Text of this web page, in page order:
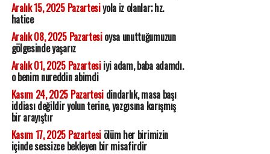
Aralık 15, 2025 Pazartesiyola iz olanlar; hz.
hatice
Aralık 08, 2025 Pazartesioysa unuttuğumuzun
gölgesinde yaşarız
Aralık 01, 2025 Pazartesiiyi adam, baba adamdı.
o benim nureddin abimdi
Kasım 24, 2025 Pazartesidindarlık, masa başı
iddiası değildir yolun terine, yazgısına karışmış
bir arayıştır
Kasım 17, 2025 Pazartesiölüm her birimizin
içinde sessizce bekleyen bir misafirdir